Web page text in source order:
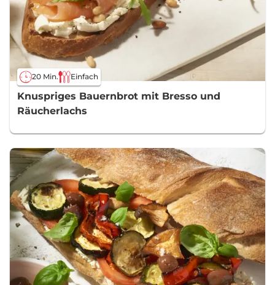
20 Min. Einfach
Knuspriges Bauernbrot mit Bresso und
Räucherlachs